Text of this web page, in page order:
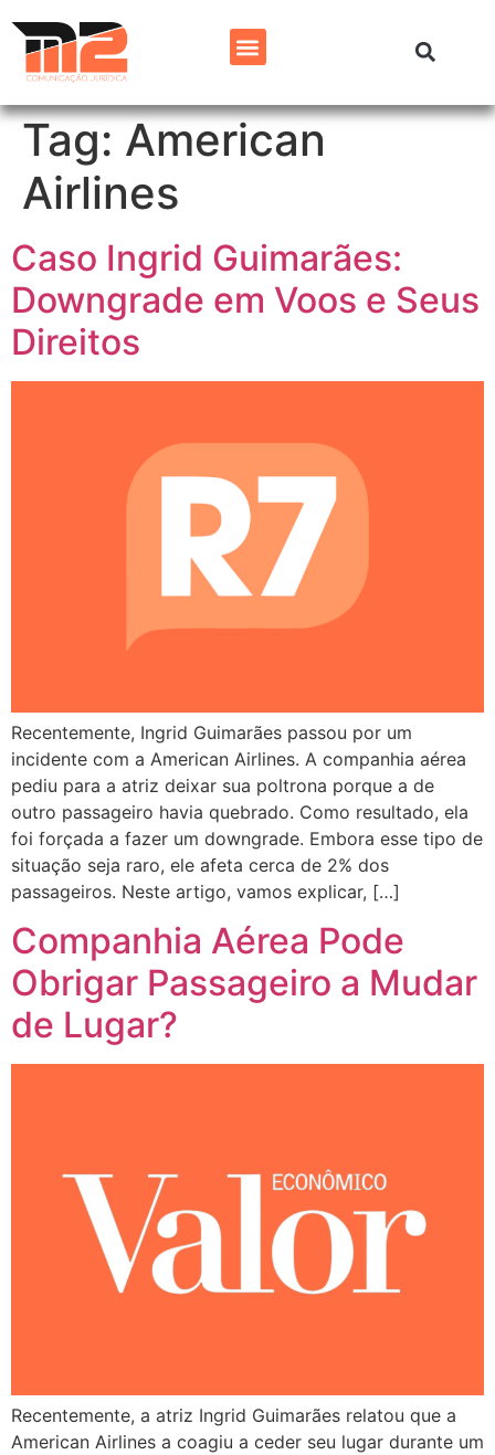
Tag: American
Airlines
Caso Ingrid Guimarães:
Downgrade em Voos e Seus
Direitos
Recentemente, Ingrid Guimarães passou por um
incidente com a American Airlines. A companhia aérea
pediu para a atriz deixar sua poltrona porque a de
outro passageiro havia quebrado. Como resultado, ela
foi forçada a fazer um downgrade. Embora esse tipo de
situação seja raro, ele afeta cerca de 2% dos
passageiros. Neste artigo, vamos explicar, […]
Companhia Aérea Pode
Obrigar Passageiro a Mudar
de Lugar?
Recentemente, a atriz Ingrid Guimarães relatou que a
American Airlines a coagiu a ceder seu lugar durante um